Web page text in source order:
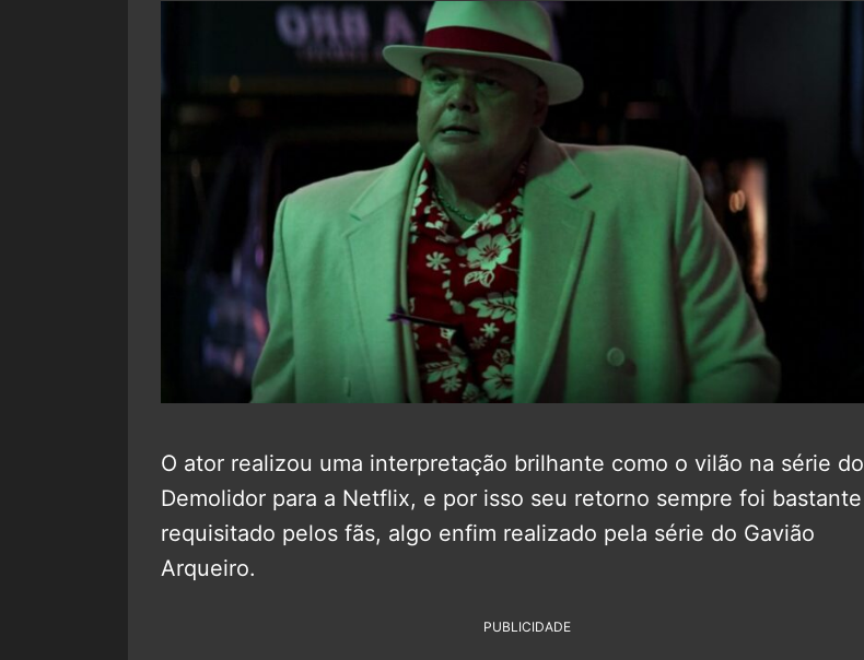
O ator realizou uma interpretação brilhante como o vilão na série do
Demolidor para a Netflix, e por isso seu retorno sempre foi bastante
requisitado pelos fãs, algo enfim realizado pela série do Gavião
Arqueiro.
PUBLICIDADE